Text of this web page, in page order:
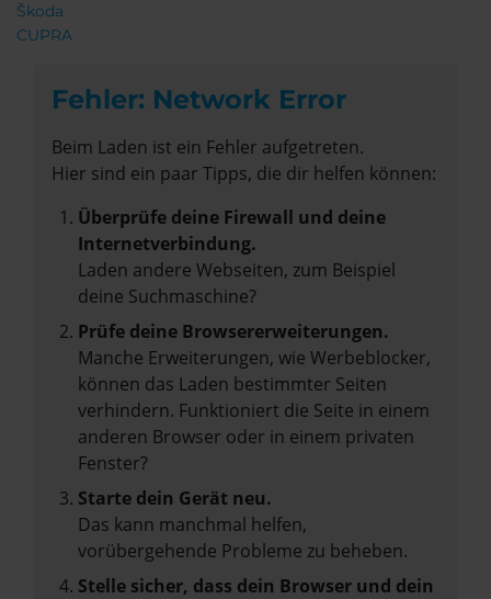
Škoda
CUPRA
Fehler: Network Error
Beim Laden ist ein Fehler aufgetreten.
Hier sind ein paar Tipps, die dir helfen können:
Überprüfe deine Firewall und deine
Internetverbindung.
Laden andere Webseiten, zum Beispiel
deine Suchmaschine?
Prüfe deine Browsererweiterungen.
Manche Erweiterungen, wie Werbeblocker,
können das Laden bestimmter Seiten
verhindern. Funktioniert die Seite in einem
anderen Browser oder in einem privaten
Fenster?
Starte dein Gerät neu.
Das kann manchmal helfen,
vorübergehende Probleme zu beheben.
Stelle sicher, dass dein Browser und dein